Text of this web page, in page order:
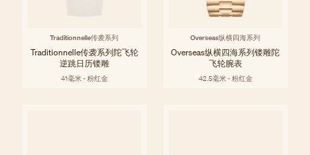
Traditionnelle传袭系列
Traditionnelle传袭系列陀飞轮
逆跳日历镂雕
41毫米 - 粉红金
Overseas纵横四海系列
Overseas纵横四海系列镂雕陀
飞轮腕表
42.5毫米 - 粉红金